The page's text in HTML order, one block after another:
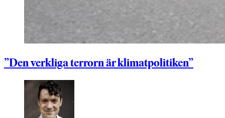
”Den verkliga terrorn är klimatpolitiken”